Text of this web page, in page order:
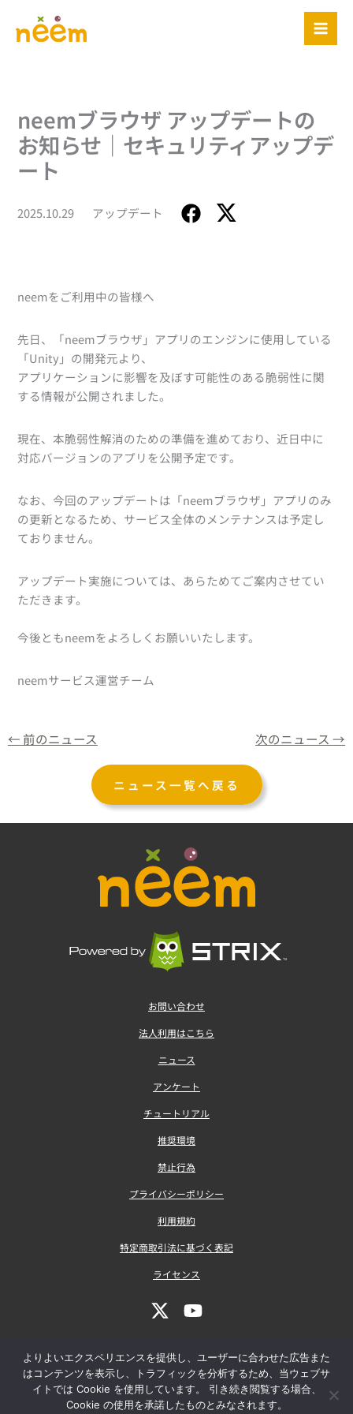
neemブラウザ アップデートの
お知らせ｜セキュリティアップデ
ート
2025.10.29 アップデート
neemをご利用中の皆様へ
先日、「neemブラウザ」アプリのエンジンに使用している
「Unity」の開発元より、
アプリケーションに影響を及ぼす可能性のある脆弱性に関
する情報が公開されました。
現在、本脆弱性解消のための準備を進めており、近日中に
対応バージョンのアプリを公開予定です。
なお、今回のアップデートは「neemブラウザ」アプリのみ
の更新となるため、サービス全体のメンテナンスは予定し
ておりません。
アップデート実施については、あらためてご案内させてい
ただきます。
今後ともneemをよろしくお願いいたします。
neemサービス運営チーム
← 前のニュース 次のニュース→
ニュース一覧へ戻る
お問い合わせ
法人利用はこちら
ニュース
アンケート
チュートリアル
推奨環境
禁止行為
プライバシーポリシー
利用規約
特定商取引法に基づく表記
ライセンス
よりよいエクスペリエンスを提供し、ユーザーに合わせた広告また
はコンテンツを表示し、トラフィックを分析するため、当ウェブサ
イトでは Cookie を使用しています。 引き続き閲覧する場合、
Cookie の使用を承諾したものとみなされます。